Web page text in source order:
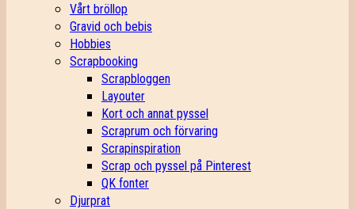
Vårt bröllop
Gravid och bebis
Hobbies
Scrapbooking
Scrapbloggen
Layouter
Kort och annat pyssel
Scraprum och förvaring
Scrapinspiration
Scrap och pyssel på Pinterest
QK fonter
Djurprat